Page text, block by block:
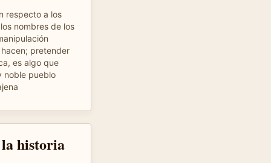
respecto a los
nombres de los
pretender
es algo que
noble pueblo
la historia